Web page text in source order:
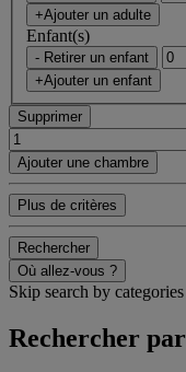
+Ajouter un adulte
Enfant(s)
- Retirer un enfant
+Ajouter un enfant
Supprimer
Ajouter une chambre
Plus de critères
Rechercher
Où allez-vous ?
Skip search by categories
Rechercher par